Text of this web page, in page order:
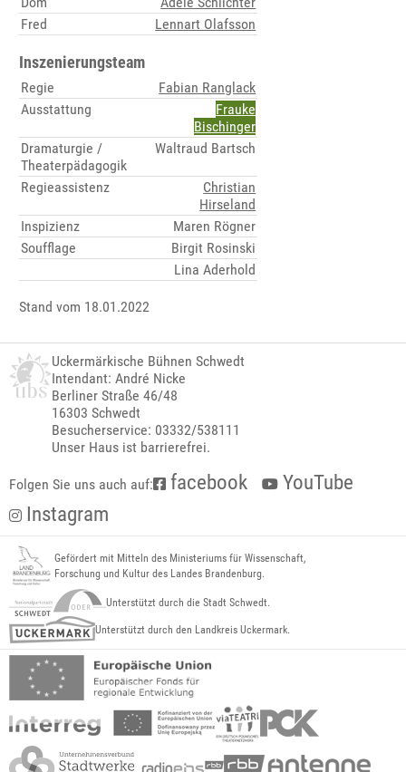
Fred
Lennart Olafsson
Inszenierungsteam
Regie
Fabian Ranglack
Ausstattung
Frauke
Bischinger
Dramaturgie /
Theaterpädagogik
Waltraud Bartsch
Regieassistenz
Christian
Hirseland
Inspizienz
Maren Rögner
Soufflage
Birgit Rosinski
Lina Aderhold
Stand vom 18.01.2022
Uckermärkische Bühnen Schwedt
Intendant: André Nicke
Berliner Straße 46/48
16303 Schwedt
Besucherservice: 03332/538111
Unser Haus ist barrierefrei.
Folgen Sie uns auch auf: facebook
YouTube
Instagram
Gefördert mit Mitteln des Ministeriums für Wissenschaft,
Forschung und Kultur des Landes Brandenburg.
Unterstützt durch die Stadt Schwedt.
Unterstützt durch den Landkreis Uckermark.